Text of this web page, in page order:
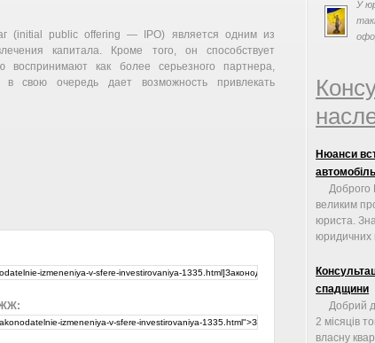
(initial public offering — IPO) является одним из
капитала. Кроме того, он способствует
как более серьезного партнера,
в свою очередь дает возможность привлекать
ЖЖ:
У
Нюанси
Доброго
великим
юриста.
юридичних
спадщини
Добрий
2 місяців
власну